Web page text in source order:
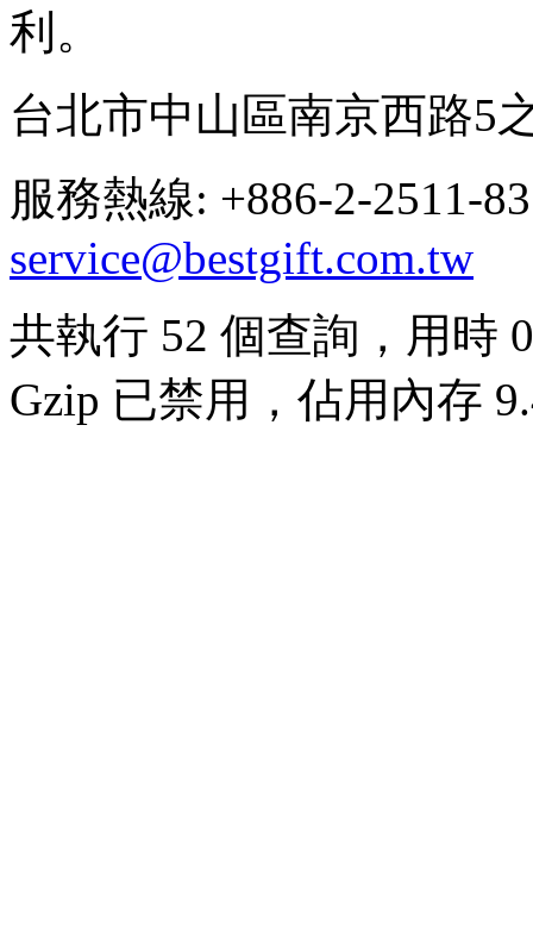
利。
台北市中山區南京西路5
服務熱線: +886-2-
service@bestgift.com.tw
共執行 52 個查詢，用時
Gzip 已禁用，佔用內存